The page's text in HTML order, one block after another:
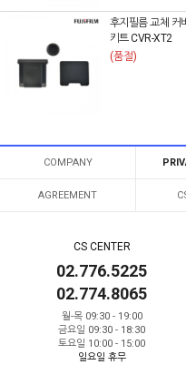
후지필름 교체 커
키트 CVR-XT2
(품절)
COMPANY
AGREEMENT
CS CENTER
02.776.5225
02.774.8065
월-목 09:30 - 19:00
금요일 09:30 - 18:30
토요일 10:00 - 15:00
일요일 휴무